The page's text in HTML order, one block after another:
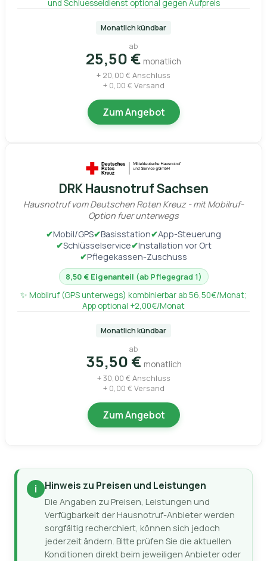
und Schluesseldienst optional gegen Aufpreis
Monatlich kündbar
ab
25,50 € monatlich
+ 20,00 € Anschluss
+ 0,00 € Versand
Zum Angebot
DRK Hausnotruf Sachsen
Hausnotruf vom Deutschen Roten Kreuz - mit Mobilruf-
Option fuer unterwegs
✔Mobil/GPS✔Basisstation✔App-Steuerung
✔Schlüsselservice✔Installation vor Ort
✔Pflegekassen-Zuschuss
8,50 € Eigenanteil (ab Pflegegrad 1)
✨ Mobilruf (GPS unterwegs) kombinierbar ab 56,50€/Monat;
App optional +2,00€/Monat
Monatlich kündbar
ab
35,50 € monatlich
+ 30,00 € Anschluss
+ 0,00 € Versand
Zum Angebot
i Hinweis zu Preisen und Leistungen
Die Angaben zu Preisen, Leistungen und
Verfügbarkeit der Hausnotruf-Anbieter werden
sorgfältig recherchiert, können sich jedoch
jederzeit ändern. Bitte prüfen Sie die aktuellen
Konditionen direkt beim jeweiligen Anbieter oder